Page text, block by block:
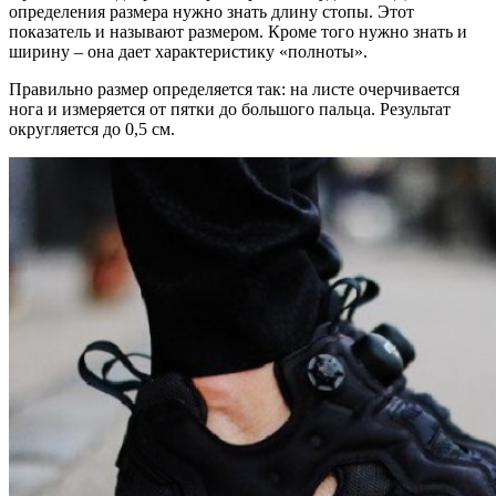
определения размера нужно знать длину стопы. Этот
показатель и называют размером. Кроме того нужно знать и
ширину – она дает характеристику «полноты».
Правильно размер определяется так: на листе очерчивается
нога и измеряется от пятки до большого пальца. Результат
округляется до 0,5 см.